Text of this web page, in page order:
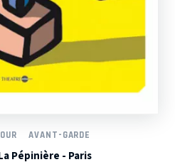
AVANT-GARDE
Pépinière - Paris